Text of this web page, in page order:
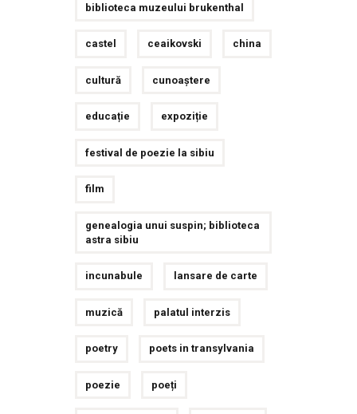
biblioteca muzeului brukenthal
castel ceaikovski china
cultură cunoaștere
educație expoziție
festival de poezie la sibiu
film
genealogia unui suspin; biblioteca
astra sibiu
incunabule lansare de carte
muzică palatul interzis
poetry poets in transylvania
poezie poeți